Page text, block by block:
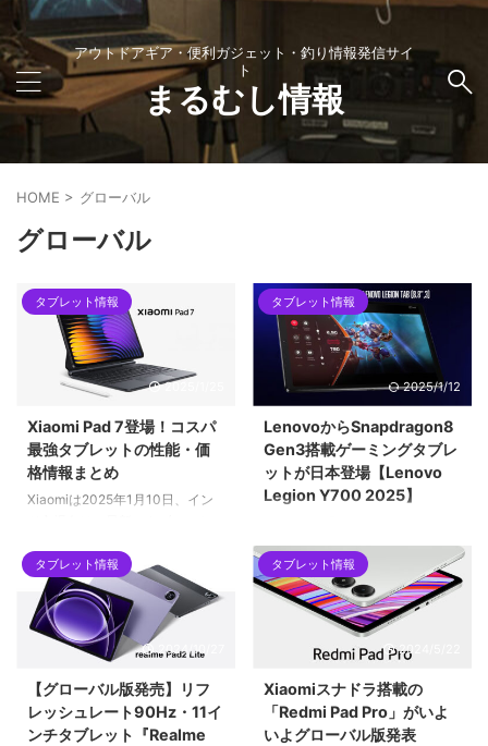
アウトドアギア・便利ガジェット・釣り情報発信サイ
ト
まるむし情報
HOME > グローバル
グローバル
タブレット情報
2025/1/25
Xiaomi Pad 7登場！コスパ
最強タブレットの性能・価
格情報まとめ
Xiaomiは2025年1月10日、イン
を正式に発表しました。中国では
発表されていたPro版は未発表で
すがXiaomi Pad7自体は前評判も
高く日本での発売も期待したいと
ころです。
タブレット情報
2025/1/12
LenovoからSnapdragon8
Gen3搭載ゲーミングタブレ
ットが日本登場【Lenovo
Legion Y700 2025】
(8.8",3)』がいよいよ日本でも発
売になります。2024年9月に中国
で発表された『Lenovo Legion
Y700 2023』のグローバル版に
なります。楽天のLenovo公式シ
ョップでも登場しています！
タブレット情報
2024/10/27
【グローバル版発売】リフ
レッシュレート90Hz・11イ
ンチタブレット『Realme
タブレット情報
2024/5/22
Xiaomiスナドラ搭載の
「Redmi Pad Pro」がいよ
いよグローバル版発表